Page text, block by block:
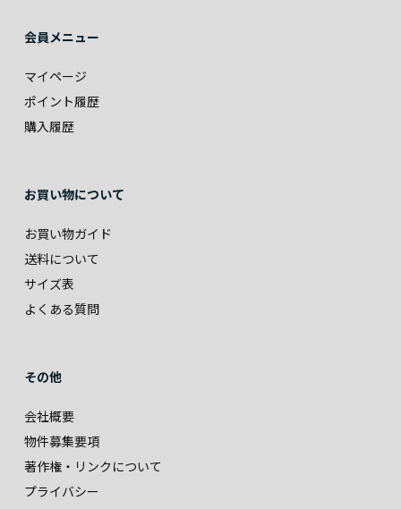
会員メニュー
マイページ
ポイント履歴
購入履歴
お買い物について
お買い物ガイド
送料について
サイズ表
よくある質問
その他
会社概要
物件募集要項
著作権・リンクについて
プライバシー